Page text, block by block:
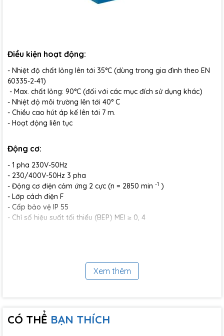
Điều kiện hoạt động:
- Nhiệt độ chất lỏng lên tới 35°C (dùng trong gia đình theo EN
60335-2-41)
- Max. chất lỏng: 90°C (đối với các mục đích sử dụng khác)
- Nhiệt độ môi trường lên tới 40° C
- Chiều cao hút áp kế lên tới 7 m.
- Hoạt động liên tục
Động cơ:
- 1 pha 230V-50Hz
- 230/400V-50Hz 3 pha
- Động cơ điện cảm ứng 2 cực (n = 2850 min -1 )
- Lớp cách điện F
- Cấp bảo vệ IP 55
- Chỉ số hiệu suất tối thiểu (BEP) MEI ≥ 0, 4
- Cánh quạt: Thép không gỉ AISI 304
THÔNG SỐ KỸ THUẬT
Xem thêm
CÓ THỂ BẠN THÍCH